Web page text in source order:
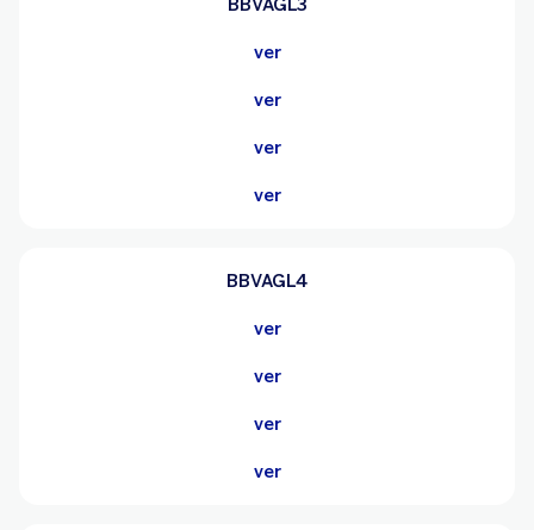
BBVAGL3
ver
ver
ver
ver
BBVAGL4
ver
ver
ver
ver